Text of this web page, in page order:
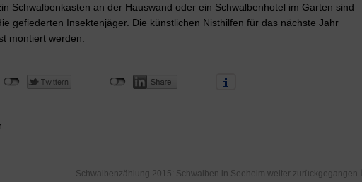
Schwalbenkasten an der Hauswand oder ein Schwalbenhotel im Garten sind
gefiederten Insektenjäger. Die künstlichen Nisthilfen für das nächste Jahr
montiert werden.
Schwalbenzählung 2015: Schwalben in Seeheim weiter zurückgegangen